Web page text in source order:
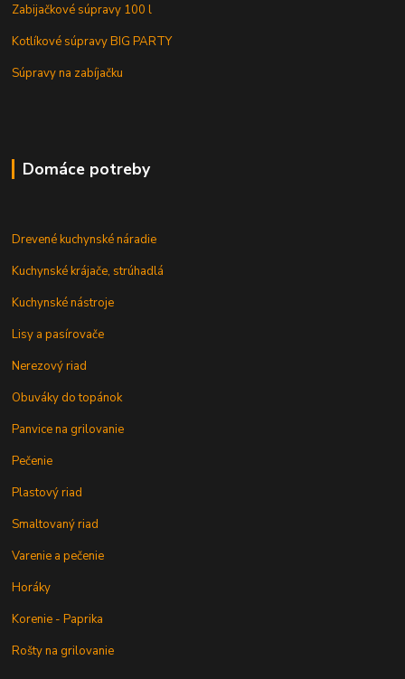
Zabijačkové súpravy 100 l
Kotlíkové súpravy BIG PARTY
Súpravy na zabíjačku
Domáce potreby
Drevené kuchynské náradie
Kuchynské krájače, strúhadlá
Kuchynské nástroje
Lisy a pasírovače
Nerezový riad
Obuváky do topánok
Panvice na grilovanie
Pečenie
Plastový riad
Smaltovaný riad
Varenie a pečenie
Horáky
Korenie - Paprika
Rošty na grilovanie